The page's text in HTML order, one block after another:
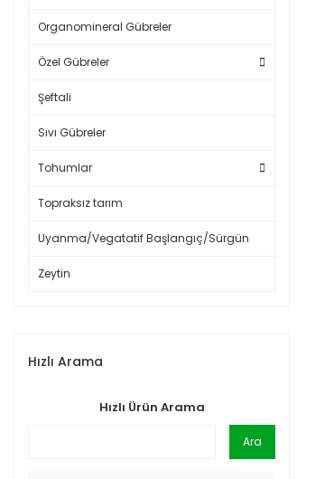
Organomineral Gübreler
Özel Gübreler
Şeftali
Sıvı Gübreler
Tohumlar
Topraksız tarım
Uyanma/Vegatatif Başlangıç/Sürgün
Zeytin
Hızlı Arama
Hızlı Ürün Arama
Ara